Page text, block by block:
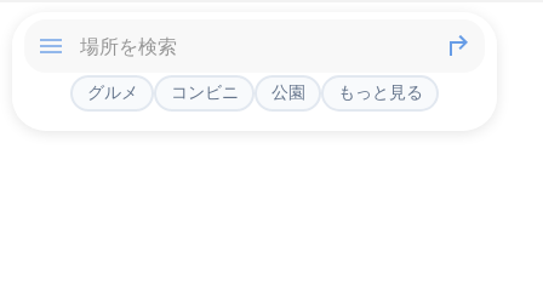
グルメ コンビニ 公園 もっと見る